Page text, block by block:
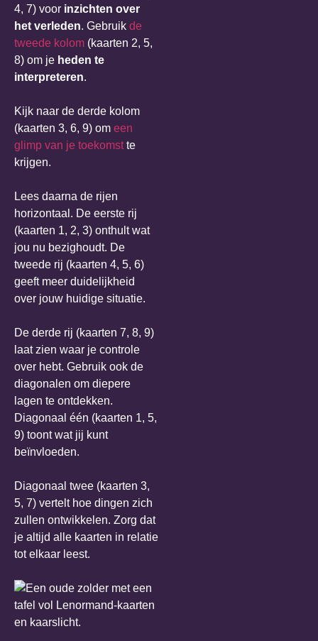
4, 7) voor inzichten over
het verleden. Gebruik de
tweede kolom (kaarten 2, 5,
8) om je heden te
interpreteren.
Kijk naar de derde kolom
(kaarten 3, 6, 9) om een
glimp van je toekomstte
krijgen.
Lees daarna de rijen
horizontaal. De eerste rij
(kaarten 1, 2, 3) onthult wat
jou nu bezighoudt. De
tweede rij (kaarten 4, 5, 6)
geeft meer duidelijkheid
over jouw huidige situatie.
De derde rij (kaarten 7, 8, 9)
laat zien waar je controle
over hebt. Gebruik ook de
diagonalen om diepere
lagen te ontdekken.
Diagonaal één (kaarten 1, 5,
9) toont wat jij kunt
beïnvloeden.
Diagonaal twee (kaarten 3,
5, 7) vertelt hoe dingen zich
zullen ontwikkelen. Zorg dat
je altijd alle kaarten in relatie
tot elkaar leest.